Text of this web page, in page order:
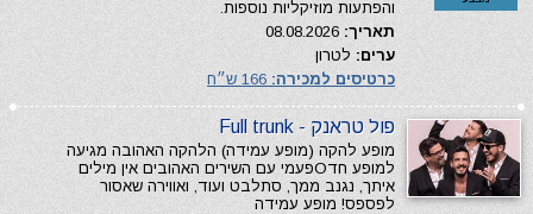
והפתעות מוזיקליות נוספות.
תאריך:
ערים: לטרון
כרטיסים למכירה:
פול טראנק - Full trunk
מופע להקה (מופע עמידה) הלהקה האהובה מגיעה
למופע חדОפעמי עם השירים האהובים אין מילים
איתך, נגנב ממך, סתלבט ועוד, ואווירה שאסור
לפספס! מופע עמידה